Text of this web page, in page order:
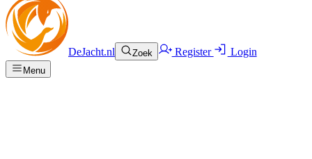
DeJacht.nl Zoek Register Login
Menu